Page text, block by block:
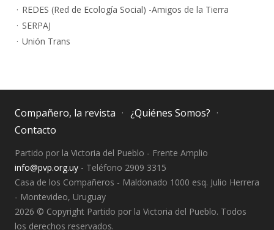
REDES (Red de Ecología Social) -Amigos de la Tierra
SERPAJ
Unión Trans
Compañero, la revista
¿Quiénes Somos?
Contacto
Partido por la Victoria del Pueblo - Frente Amplio
info@pvp.org.uy - Teléfono 2909 3315
Casa de los Compañeros - Maldonado 1000 esq. Julio Herrera
- Montevideo, Uruguay
2026 © Copyright Partido por la Victoria del Pueblo. Todos
los derechos reservados.